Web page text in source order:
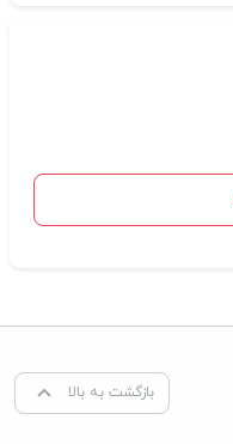
بازگشت به بالا